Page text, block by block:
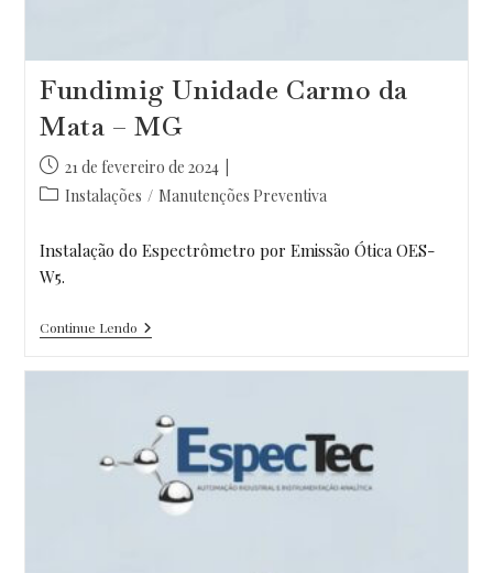
Fundimig Unidade Carmo da
Mata – MG
Post
publicado:
21 de fevereiro de 2024
Categoria
post:
Instalações / Manutenções Preventiva
Instalação do Espectrômetro por Emissão Ótica OES-
W5.
Continue LendoFundimig
Unidade
MG